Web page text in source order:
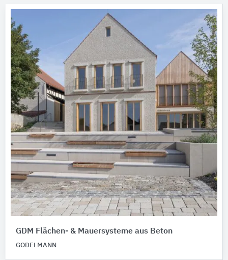
GDM Flächen- & Mauersysteme aus Beton
GODELMANN